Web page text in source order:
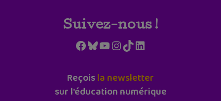
Suivez-nous !
Facebook
Bluesky
YouTube
Instagram
TikTokLinkedIn
Reçoisla newsletter
sur l'éducation numérique